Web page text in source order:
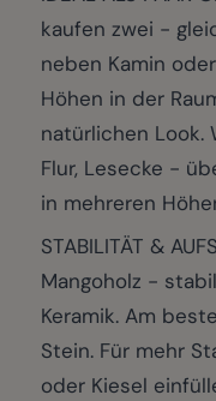
kaufen zwei -
neben Kamin
Höhen in der
natürlichen Look.
Flur, Lesecke -
in mehreren
STABILITÄT &
Mangoholz -
Keramik. Am
Stein. Für mehr
oder Kiesel